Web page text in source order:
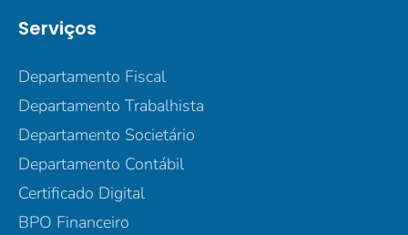
Serviços
Departamento Fiscal
Departamento Trabalhista
Departamento Societário
Departamento Contábil
Certificado Digital
BPO Financeiro